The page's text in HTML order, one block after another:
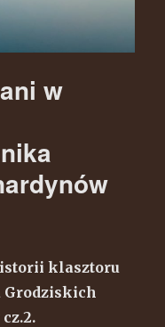
w
klasztoru